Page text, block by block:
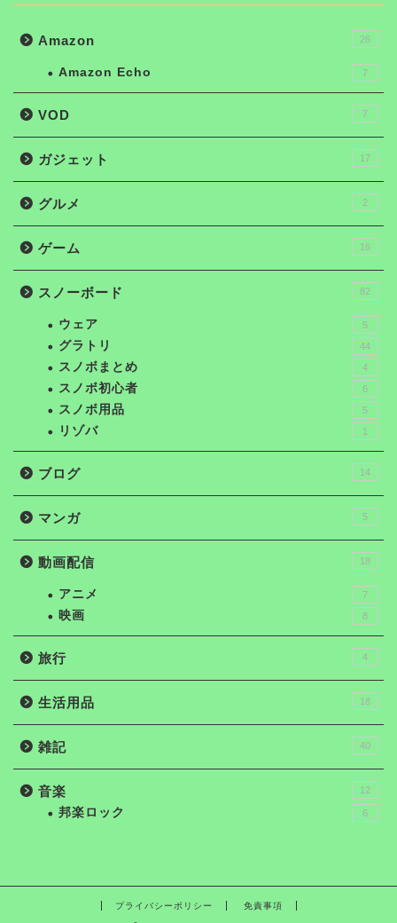
Amazon 26
Amazon Echo 7
VOD 7
ガジェット 17
グルメ 2
ゲーム 16
スノーボード 82
ウェア 5
グラトリ 44
スノボまとめ 4
スノボ初心者 6
スノボ用品 5
リゾバ 1
ブログ 14
マンガ 5
動画配信 18
アニメ 7
映画 8
旅行 4
生活用品 18
雑記 40
音楽 12
邦楽ロック 6
プライバシーポリシー 免責事項